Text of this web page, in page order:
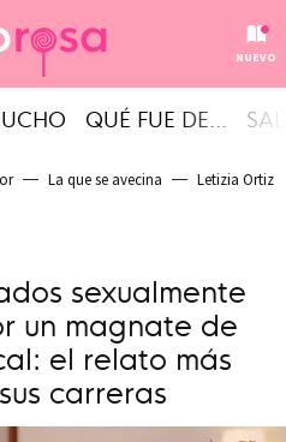
NUEVO
QUÉ FUE DE...
La que se avecina Letizia Ortiz
sexualmente
un magnate de
el relato más
carreras